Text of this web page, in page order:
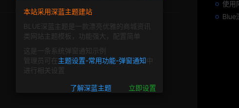
使用
Blue深
本站采用深蓝主题建站
BLUE深蓝主题是一款漂亮优雅的商城资讯
类网站主题模板，功能强大，配置简单
这是一条系统弹窗通知示例
管理员可在主题设置-常用功能-弹窗通知中
进行相关设置
了解深蓝主题 立即设置